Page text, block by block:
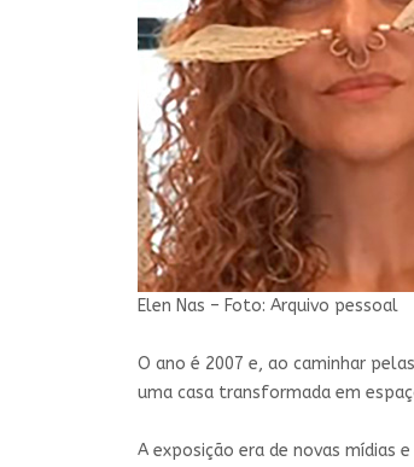
Elen Nas – Foto: Arquivo pessoal
O ano é 2007 e, ao caminhar
uma casa transformada em
A exposição era de novas mídias